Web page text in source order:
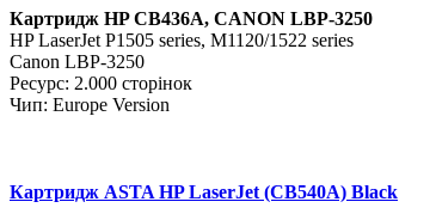
Картридж HP CB436A, CANON LBP-3250
HP LaserJet P1505 series, M1120/1522 series
Canon LBP-3250
Ресурс: 2.000 сторінок
Чип: Europe Version
Картридж ASTA HP LaserJet (CB540A) Black